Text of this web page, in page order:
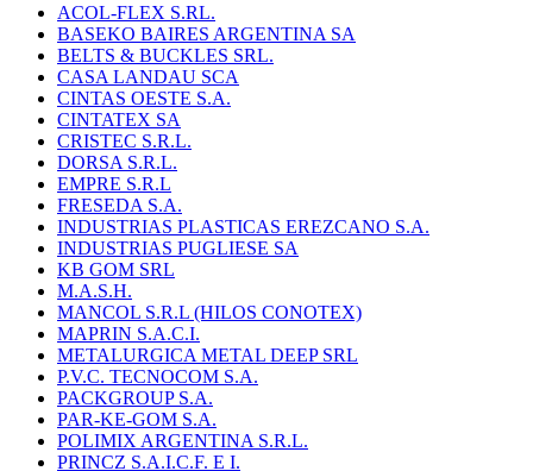
ACOL-FLEX S.RL.
BASEKO BAIRES ARGENTINA SA
BELTS & BUCKLES SRL.
CASA LANDAU SCA
CINTAS OESTE S.A.
CINTATEX SA
CRISTEC S.R.L.
DORSA S.R.L.
EMPRE S.R.L
FRESEDA S.A.
INDUSTRIAS PLASTICAS EREZCANO S.A.
INDUSTRIAS PUGLIESE SA
KB GOM SRL
M.A.S.H.
MANCOL S.R.L (HILOS CONOTEX)
MAPRIN S.A.C.I.
METALURGICA METAL DEEP SRL
P.V.C. TECNOCOM S.A.
PACKGROUP S.A.
PAR-KE-GOM S.A.
POLIMIX ARGENTINA S.R.L.
PRINCZ S.A.I.C.F. E I.